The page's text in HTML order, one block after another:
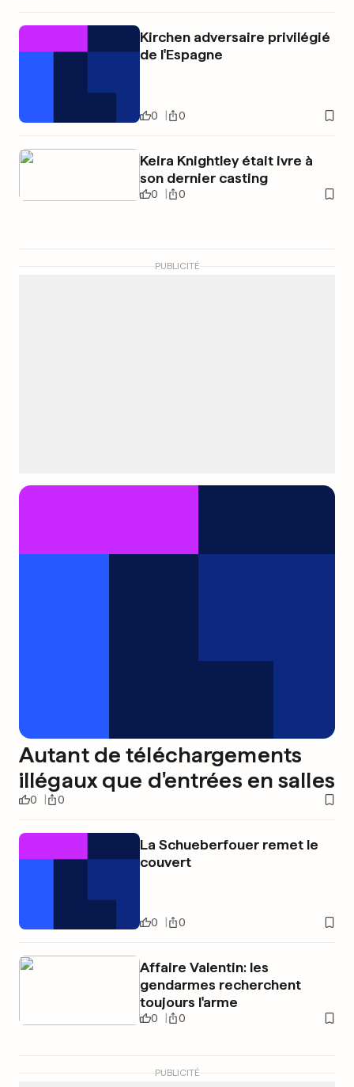
Kirchen adversaire privilégié
de l'Espagne
0 0
Keira Knightley était ivre à
son dernier casting
0 0
PUBLICITÉ
Autant de téléchargements
illégaux que d'entrées en salles
0 0
La Schueberfouer remet le
couvert
0 0
Affaire Valentin: les
gendarmes recherchent
toujours l'arme
0 0
PUBLICITÉ